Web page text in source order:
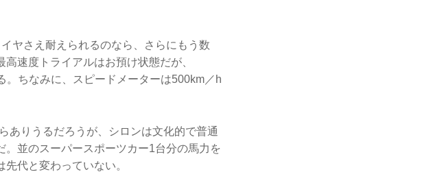
ヤさえ耐えられるのなら、さらにもう数
速度トライアルはお預け状態だが、
ちなみに、スピードメーターは500km／h
ありうるだろうが、シロンは文化的で普通
並のスーパースポーツカー1台分の馬力を
代と変わっていない。